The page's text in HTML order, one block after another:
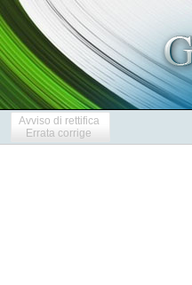
Avviso di rettifica
Errata corrige